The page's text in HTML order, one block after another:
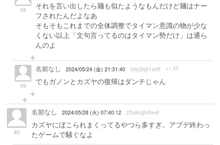
38
それを言い出したら麺も似たようなもんだけど麺はナー
フされたんだよなあ
そもそもこれまでの全体調整でタイマン意識の物が少な
くない以上「文句言ってるのはタイマン勢だけ」は通ら
んのよ
39
名前なし 2024/05/24 (金) 21:31:40 04b3f@1a0ff >> 37
でもガノンとカズヤの復帰はダンチじゃん
40
名前なし 2024/05/28 (火) 07:40:12 25a9c@45e4f
カズヤにぼこられまくってるやつら多すぎ。アプデ終わっ
たゲームで騒ぐなよ